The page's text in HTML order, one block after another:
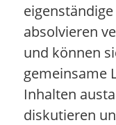
absolvieren
und können
gemeinsame
Inhalten
diskutieren